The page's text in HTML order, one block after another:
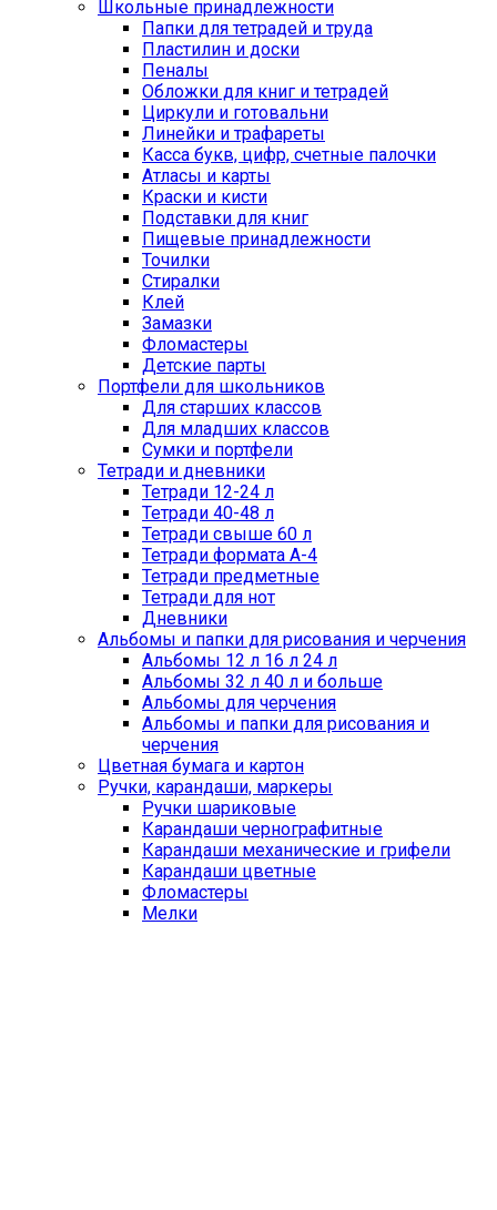
Школьные принадлежности
Папки для тетрадей и труда
Пластилин и доски
Пеналы
Обложки для книг и тетрадей
Циркули и готовальни
Линейки и трафареты
Касса букв, цифр, счетные палочки
Атласы и карты
Краски и кисти
Подставки для книг
Пищевые принадлежности
Точилки
Стиралки
Клей
Замазки
Фломастеры
Детские парты
Портфели для школьников
Для старших классов
Для младших классов
Сумки и портфели
Тетради и дневники
Тетради 12-24 л
Тетради 40-48 л
Тетради свыше 60 л
Тетради формата А-4
Тетради предметные
Тетради для нот
Дневники
Альбомы и папки для рисования и черчения
Альбомы 12 л 16 л 24 л
Альбомы 32 л 40 л и больше
Альбомы для черчения
Альбомы и папки для рисования и
черчения
Цветная бумага и картон
Ручки, карандаши, маркеры
Ручки шариковые
Карандаши чернографитные
Карандаши механические и грифели
Карандаши цветные
Фломастеры
Мелки